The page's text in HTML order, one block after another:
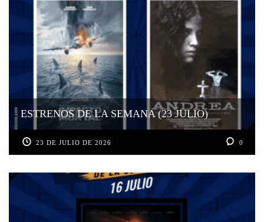
ESTRENOS DE LA SEMANA (23 JULIO)
23 DE JULIO DE 2026 0